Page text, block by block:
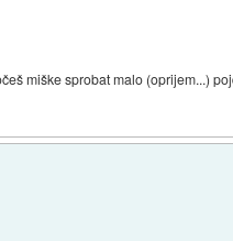
miške sprobat malo (oprijem...)